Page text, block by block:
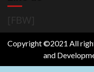
[FBW]
Copyright ©2021 All
and